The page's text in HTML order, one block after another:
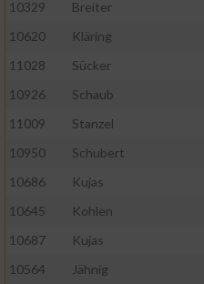
10329
Breiter
10620
Kläring
11028
Sücker
10926
Schaub
11009
Stanzel
10950
Schubert
10686
Kujas
10645
Kohlen
10687
Kujas
10564
Jähnig